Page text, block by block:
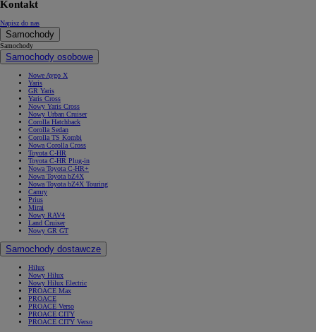
Kontakt
Napisz do nas
Samochody
Samochody
Samochody osobowe
Nowe Aygo X
Yaris
GR Yaris
Yaris Cross
Nowy Yaris Cross
Nowy Urban Cruiser
Corolla Hatchback
Corolla Sedan
Corolla TS Kombi
Nowa Corolla Cross
Toyota C-HR
Toyota C-HR Plug-in
Nowa Toyota C-HR+
Nowa Toyota bZ4X
Nowa Toyota bZ4X Touring
Camry
Prius
Mirai
Nowy RAV4
Land Cruiser
Nowy GR GT
Samochody dostawcze
Hilux
Nowy Hilux
Nowy Hilux Electric
PROACE Max
PROACE
PROACE Verso
PROACE CITY
PROACE CITY Verso